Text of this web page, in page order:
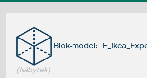
Blok-model:
(Nábytek)